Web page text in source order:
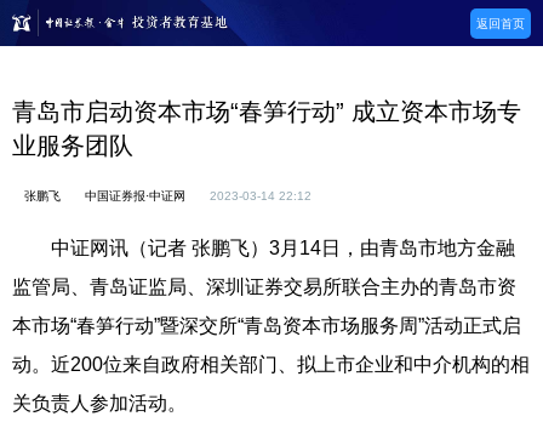
返回首页
青岛市启动资本市场“春笋行动” 成立资本市场专
业服务团队
张鹏飞 中国证券报·中证网 2023-03-14 22:12
中证网讯（记者 张鹏飞）3月14日，由青岛市地方金融
监管局、青岛证监局、深圳证券交易所联合主办的青岛市资
本市场“春笋行动”暨深交所“青岛资本市场服务周”活动正式启
动。近200位来自政府相关部门、拟上市企业和中介机构的相
关负责人参加活动。